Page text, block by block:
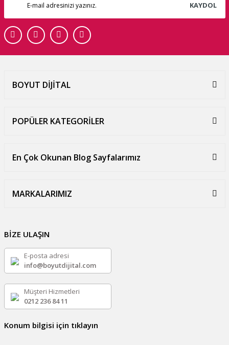
KAYDOL
BOYUT DİJİTAL
POPÜLER KATEGORİLER
En Çok Okunan Blog Sayfalarımız
MARKALARIMIZ
BİZE ULAŞIN
E-posta adresi
info@boyutdijital.com
Müşteri Hizmetleri
0212 236 84 11
Konum bilgisi için tıklayın